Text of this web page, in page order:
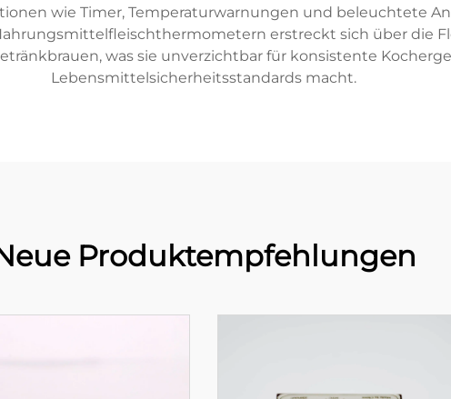
wie Timer, Temperaturwarnungen und beleuchtete
erstreckt sich über die
was sie unverzichtbar für konsistente
Lebensmittelsicherheitsstandards macht.
Produktempfehlungen